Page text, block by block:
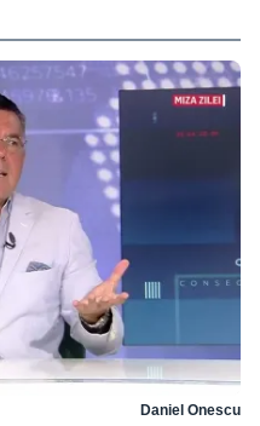
Daniel Onescu